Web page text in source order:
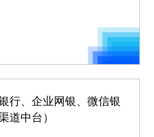
行、企业网银、微信银
道中台）